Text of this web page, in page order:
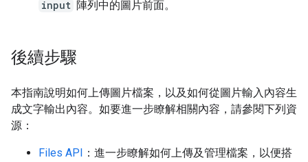
input 陣列中的圖片前面。
後續步驟
本指南說明如何上傳圖片檔案，以及如何從圖片輸入內容生
成文字輸出內容。如要進一步瞭解相關內容，請參閱下列資
源：
Files API ：進一步瞭解如何上傳及管理檔案，以便搭